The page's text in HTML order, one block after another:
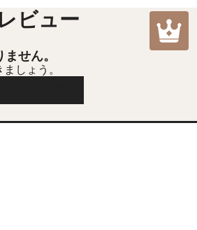
ビュー
せん。
しょう。